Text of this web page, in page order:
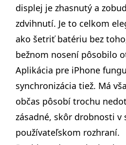
displej je zhasnutý a
zdvihnutí. Je to celkom
ako šetriť batériu bez
bežnom nosení pôsobilo
Aplikácia pre iPhone
synchronizácia tiež. Má
občas pôsobí trochu
zásadné, skôr drobnosti v
používateľskom rozhraní.